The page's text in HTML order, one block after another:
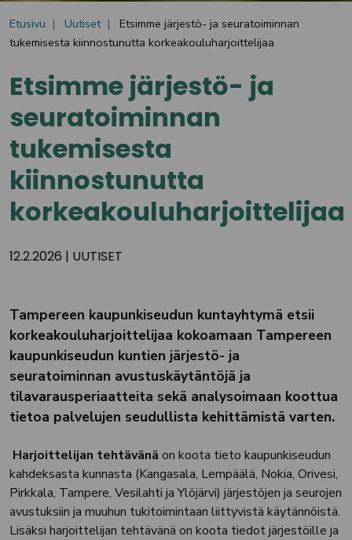
Etusivu Uutiset
Etsimme järjestö- ja seuratoiminnan
tukemisesta kiinnostunutta korkeakouluharjoittelijaa
Etsimme järjestö- ja
seuratoiminnan
tukemisesta
kiinnostunutta
korkeakouluharjoittelijaa
12.2.2026 | UUTISET
Tampereen kaupunkiseudun kuntayhtymä etsii
korkeakouluharjoittelijaa kokoamaan Tampereen
kaupunkiseudun kuntien järjestö- ja
seuratoiminnan avustuskäytäntöjä ja
tilavarausperiaatteita sekä analysoimaan koottua
tietoa palvelujen seudullista kehittämistä varten.
Harjoittelijan tehtävänä on koota tieto kaupunkiseudun
kahdeksasta kunnasta (Kangasala, Lempäälä, Nokia, Orivesi,
Pirkkala, Tampere, Vesilahti ja Ylöjärvi) järjestöjen ja seurojen
avustuksiin ja muuhun tukitoimintaan liittyvistä käytännöistä.
Lisäksi harjoittelijan tehtävänä on koota tiedot järjestöille ja